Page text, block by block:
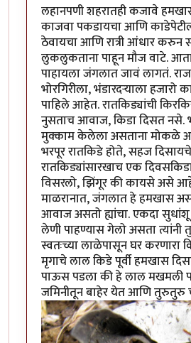
लहानपणी शहरातही कजावे
काजवा पकडायचा आणि
ठेवायचा आणि रात्री आंधार करुन
लुकलुकताना पाहून मौज वाटे.
पाहायला जंगलात जावं लागतं.
भोरगिरीला, भंडारदर्‍याला
पाहिले आहेत. रातकिड्यांची
नुसताच आवाज, किडा दिसत नसे.
मुक्काम केलेला असताना मोकळे
भरपूर रातकिडे होते, सहज
रातकिड्यांसारखाच एक
विसरलो, झिंगूर की कायसे असे
माळरानात, जंगलात हे हमखास
आवाज असतो ह्यांचा. एकदा
लेणी पाहण्यास गेलो असता त्यांनी
स्वतःच्या लाळेपासून घर करणारा
मृगाचे लाल किडे पूर्वी हमखास
पाऊस पडला की हे लाल मखमली
जमिनीतून बाहेर येत आणि तुरुतुरु